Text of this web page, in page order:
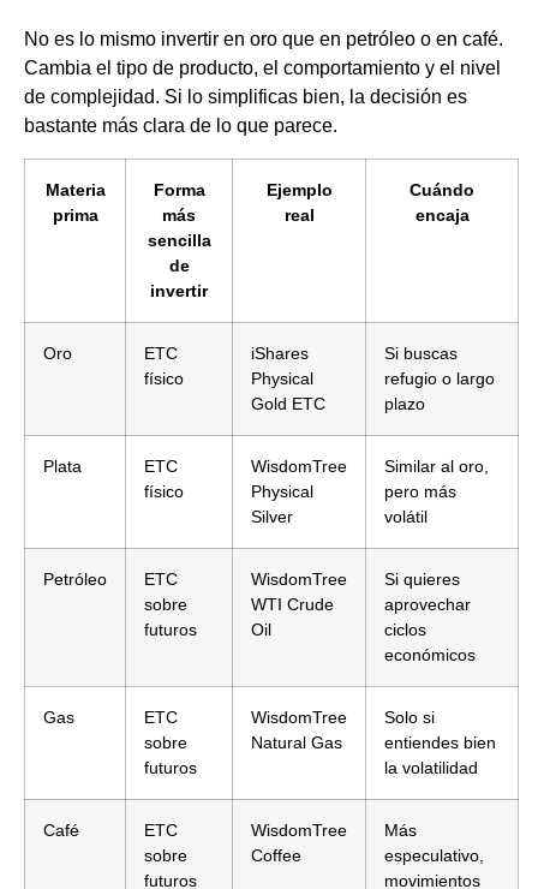
No es lo mismo invertir en oro que en petróleo o en café.
Cambia el tipo de producto, el comportamiento y el nivel
de complejidad. Si lo simplificas bien, la decisión es
bastante más clara de lo que parece.
Materia
prima
Forma
más
sencilla
de
invertir
Ejemplo
real
Cuándo
encaja
Oro
ETC
físico
iShares
Physical
Gold ETC
Si buscas
refugio o largo
plazo
Plata
ETC
físico
WisdomTree
Physical
Silver
Similar al oro,
pero más
volátil
Petróleo
ETC
sobre
futuros
WisdomTree
WTI Crude
Oil
Si quieres
aprovechar
ciclos
económicos
Gas
ETC
sobre
futuros
WisdomTree
Natural Gas
Solo si
entiendes bien
la volatilidad
Café
ETC
sobre
futuros
WisdomTree
Coffee
Más
especulativo,
movimientos